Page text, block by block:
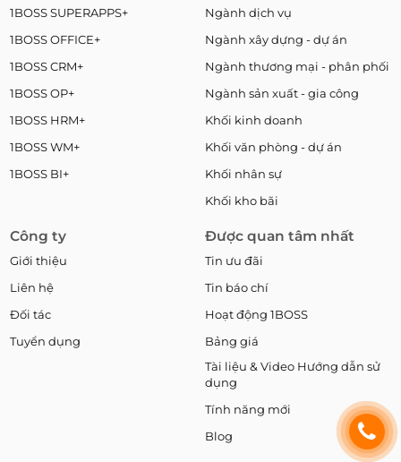
1BOSS SUPERAPPS+
1BOSS OFFICE+
1BOSS CRM+
1BOSS OP+
1BOSS HRM+
1BOSS WM+
1BOSS BI+
Ngành dịch vụ
Ngành xây dựng - dự án
Ngành thương mại - phân phối
Ngành sản xuất - gia công
Khối kinh doanh
Khối văn phòng - dự án
Khối nhân sự
Khối kho bãi
Công ty
Giới thiệu
Liên hệ
Đối tác
Tuyển dụng
Được quan tâm nhất
Tin ưu đãi
Tin báo chí
Hoạt động 1BOSS
Bảng giá
Tài liệu & Video Hướng dẫn sử
dụng
Tính năng mới
Blog